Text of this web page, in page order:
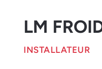
LM
INSTALLATEUR